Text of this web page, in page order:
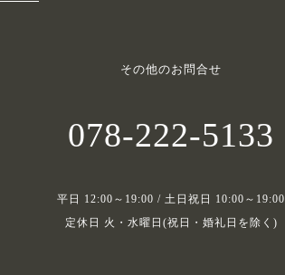
その他のお問合せ
078-222-5133
平日 12:00～19:00 / 土日祝日 10:00～19:00
定休日 火・水曜日(祝日・婚礼日を除く)